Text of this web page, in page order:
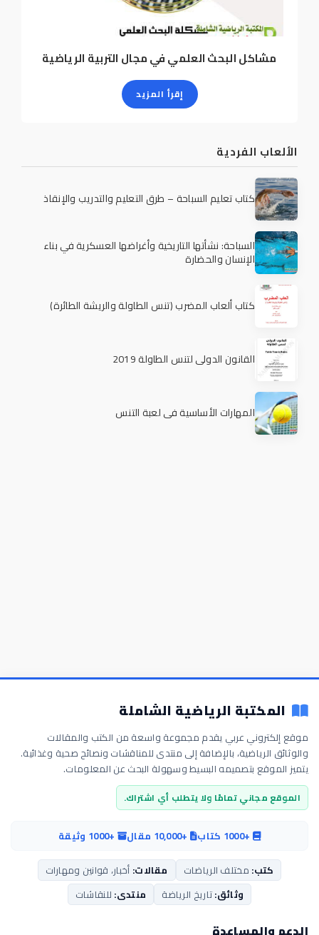
مشاكل البحث العلمي في مجال التربية الرياضية
إقرأ المزيد
الألعاب الفردية
كتاب تعليم السباحة – طرق التعليم والتدريب والإنقاذ
السباحة: نشأتها التاريخية وأغراضها العسكرية في بناء
الإنسان والحضارة
كتاب ألعاب المضرب (تنس الطاولة والريشة الطائرة)
القانون الدولي لتنس الطاولة 2019
المهارات الأساسية في لعبة التنس
المكتبة الرياضية الشاملة
موقع إلكتروني عربي يقدم مجموعة واسعة من الكتب والمقالات
والوثائق الرياضية، بالإضافة إلى منتدى للمناقشات ونصائح صحية وغذائية.
يتميز الموقع بتصميمه البسيط وسهولة البحث عن المعلومات.
الموقع مجاني تمامًا ولا يتطلب أي اشتراك.
+1000 كتاب +10,000 مقال
+1000 وثيقة
كتب: مختلف الرياضات مقالات: أخبار، قوانين ومهارات
وثائق:تاريخ الرياضة منتدى: للنقاشات
الدعم والمساعدة